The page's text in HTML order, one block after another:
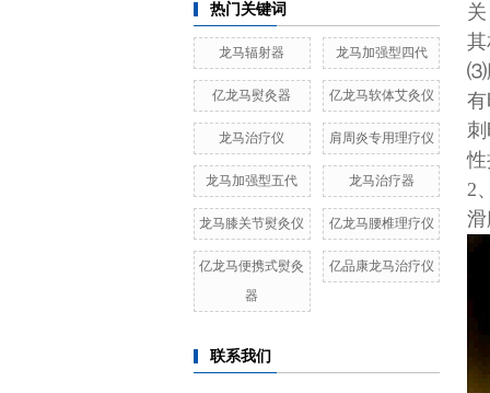
热门关键词
龙马辐射器 龙马加强型四代
亿龙马熨灸器 亿龙马软体艾灸仪
龙马治疗仪 肩周炎专用理疗仪
龙马加强型五代 龙马治疗器
龙马膝关节熨灸仪 亿龙马腰椎理疗仪
亿龙马便携式熨灸
器
亿品康龙马治疗仪
联系我们
⑶
2